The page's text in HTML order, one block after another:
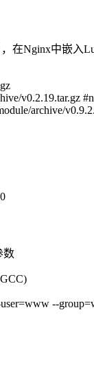
，在Nginx中嵌
v0.2.19.tar.gz
archive/
数
--